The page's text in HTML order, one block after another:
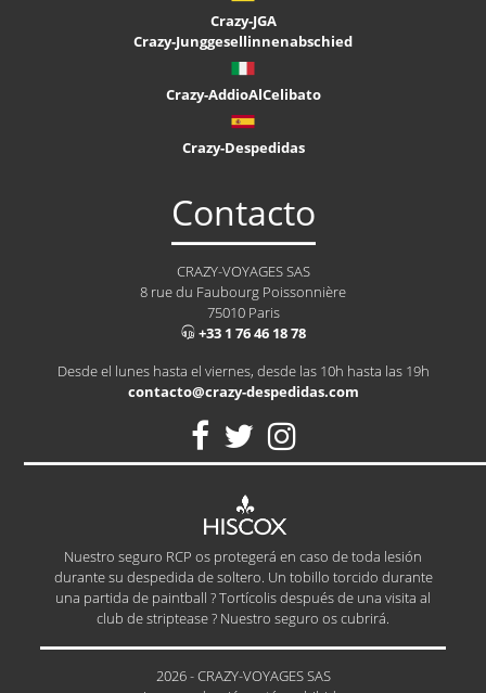
Crazy-JGA
Crazy-Junggesellinnenabschied
Crazy-AddioAlCelibato
Crazy-Despedidas
Contacto
CRAZY-VOYAGES SAS
8 rue du Faubourg Poissonnière
75010 Paris
+33 1 76 46 18 78
Desde el lunes hasta el viernes, desde las 10h hasta las 19h
contacto@crazy-despedidas.com
Nuestro seguro RCP os protegerá en caso de toda lesión
durante su despedida de soltero. Un tobillo torcido durante
una partida de paintball ? Tortícolis después de una visita al
club de striptease ? Nuestro seguro os cubrirá.
2026 - CRAZY-VOYAGES SAS